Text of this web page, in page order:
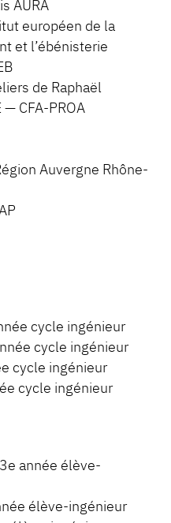
AURA
européen de la
et l’ébénisterie
de Raphaël
— CFA-PROA
Auvergne Rhône-
cycle ingénieur
cycle ingénieur
cycle ingénieur
cycle ingénieur
année élève-
élève-ingénieur